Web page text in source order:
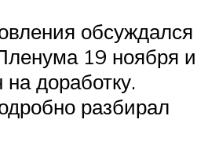
обсуждался
19 ноября и
доработку.
разбирал